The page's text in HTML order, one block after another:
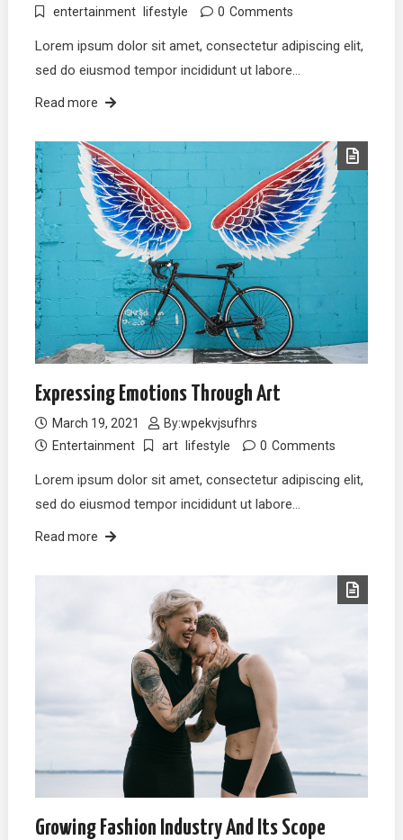
entertainment lifestyle 0 Comments
Lorem ipsum dolor sit amet, consectetur adipiscing elit,
sed do eiusmod tempor incididunt ut labore…
Read more
Expressing Emotions Through Art
March 19, 2021 By:wpekvjsufhrs
Entertainment
art lifestyle 0 Comments
Lorem ipsum dolor sit amet, consectetur adipiscing elit,
sed do eiusmod tempor incididunt ut labore…
Read more
Growing Fashion Industry And Its Scope